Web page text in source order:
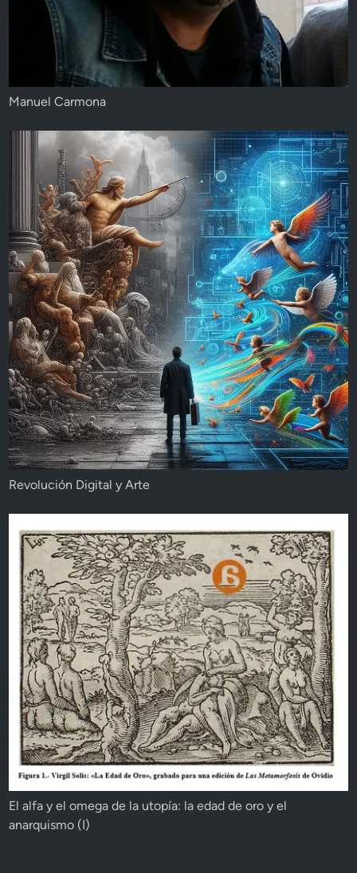
Manuel Carmona
Revolución Digital y Arte
El alfa y el omega de la utopía: la edad de oro y el
anarquismo (I)